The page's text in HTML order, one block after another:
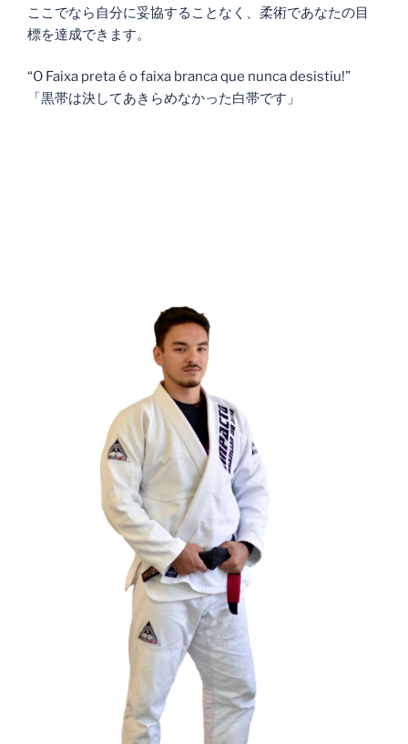
ここでなら自分に妥協することなく、柔術であなたの目
標を達成できます。
“O Faixa preta é o faixa branca que nunca desistiu!”
「黒帯は決してあきらめなかった白帯です」